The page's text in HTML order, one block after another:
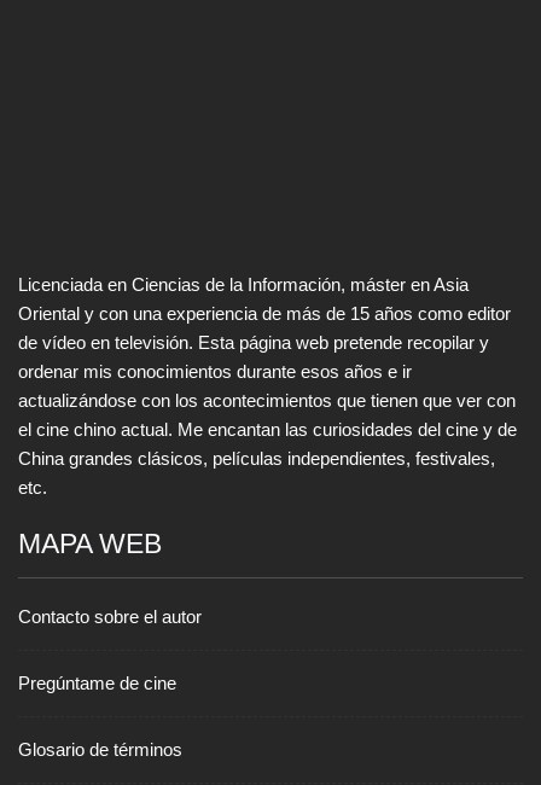
Licenciada en Ciencias de la Información, máster en Asia
Oriental y con una experiencia de más de 15 años como editor
de vídeo en televisión. Esta página web pretende recopilar y
ordenar mis conocimientos durante esos años e ir
actualizándose con los acontecimientos que tienen que ver con
el cine chino actual. Me encantan las curiosidades del cine y de
China grandes clásicos, películas independientes, festivales,
etc.
MAPA WEB
Contacto sobre el autor
Pregúntame de cine
Glosario de términos